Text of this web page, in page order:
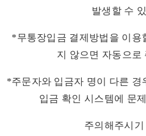
발생할 수
*무통장입금 결제방법을 이용
지 않으면 자동으로
*주문자와 입금자 명이 다른 경
입금 확인 시스템에 문
주의해주시